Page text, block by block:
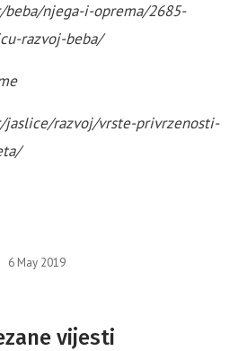
njega-i-oprema/2685-
razvoj-beba/
razvoj/vrste-privrzenosti-
6 May 2019
vijesti